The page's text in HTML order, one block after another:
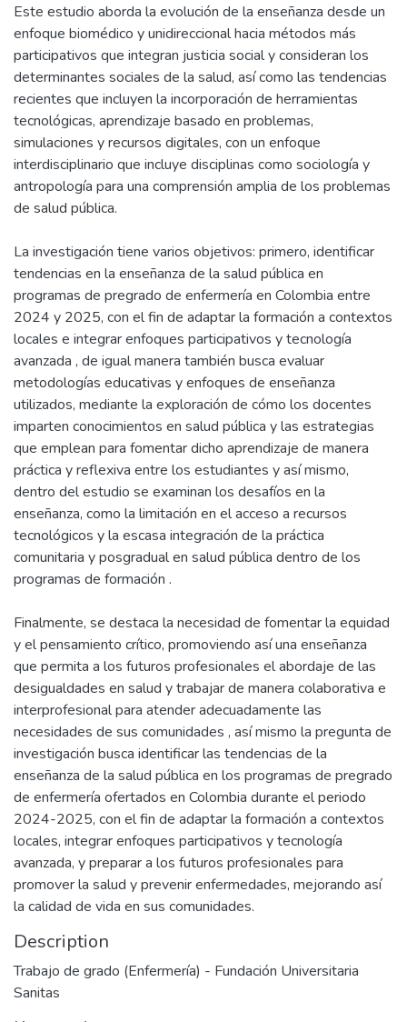
Este estudio aborda la evolución de la enseñanza desde un
enfoque biomédico y unidireccional hacia métodos más
participativos que integran justicia social y consideran los
determinantes sociales de la salud, así como las tendencias
recientes que incluyen la incorporación de herramientas
tecnológicas, aprendizaje basado en problemas,
simulaciones y recursos digitales, con un enfoque
interdisciplinario que incluye disciplinas como sociología y
antropología para una comprensión amplia de los problemas
de salud pública.
La investigación tiene varios objetivos: primero, identificar
tendencias en la enseñanza de la salud pública en
programas de pregrado de enfermería en Colombia entre
2024 y 2025, con el fin de adaptar la formación a contextos
locales e integrar enfoques participativos y tecnología
avanzada , de igual manera también busca evaluar
metodologías educativas y enfoques de enseñanza
utilizados, mediante la exploración de cómo los docentes
imparten conocimientos en salud pública y las estrategias
que emplean para fomentar dicho aprendizaje de manera
práctica y reflexiva entre los estudiantes y así mismo,
dentro del estudio se examinan los desafíos en la
enseñanza, como la limitación en el acceso a recursos
tecnológicos y la escasa integración de la práctica
comunitaria y posgradual en salud pública dentro de los
programas de formación .
Finalmente, se destaca la necesidad de fomentar la equidad
y el pensamiento crítico, promoviendo así una enseñanza
que permita a los futuros profesionales el abordaje de las
desigualdades en salud y trabajar de manera colaborativa e
interprofesional para atender adecuadamente las
necesidades de sus comunidades , así mismo la pregunta de
investigación busca identificar las tendencias de la
enseñanza de la salud pública en los programas de pregrado
de enfermería ofertados en Colombia durante el periodo
2024-2025, con el fin de adaptar la formación a contextos
locales, integrar enfoques participativos y tecnología
avanzada, y preparar a los futuros profesionales para
promover la salud y prevenir enfermedades, mejorando así
la calidad de vida en sus comunidades.
Description
Trabajo de grado (Enfermería) - Fundación Universitaria
Sanitas